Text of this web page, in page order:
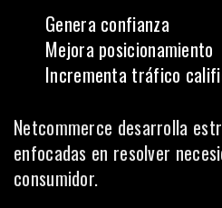
Genera confianza
Mejora posicionamiento
Incrementa tráfico
Netcommerce desarrolla
enfocadas en resolver
consumidor.